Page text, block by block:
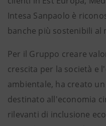
Intesa Sanpaolo è
banche più sostenibili al
Per il Gruppo creare
crescita per la società e
ambientale, ha creato
destinato all'economia
rilevanti di inclusione